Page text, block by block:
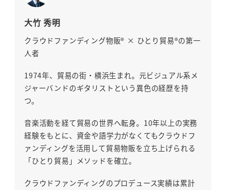
大竹 秀明
クラウドファンディング物販® × ひとり貿易®の第一
人者
1974年、貿易の街・横浜生まれ。元ビジュアル系メ
ジャーバンドのギタリストという異色の経歴を持
つ。
音楽活動を経て貿易の世界へ転身。10年以上の実務
経験をもとに、資金や語学力がなくてもクラウドフ
ァンディングを活用して貿易物販を立ち上げられる
「ひとり貿易」メソッドを確立。
クラウドファンディングのプロデュース実績は累計